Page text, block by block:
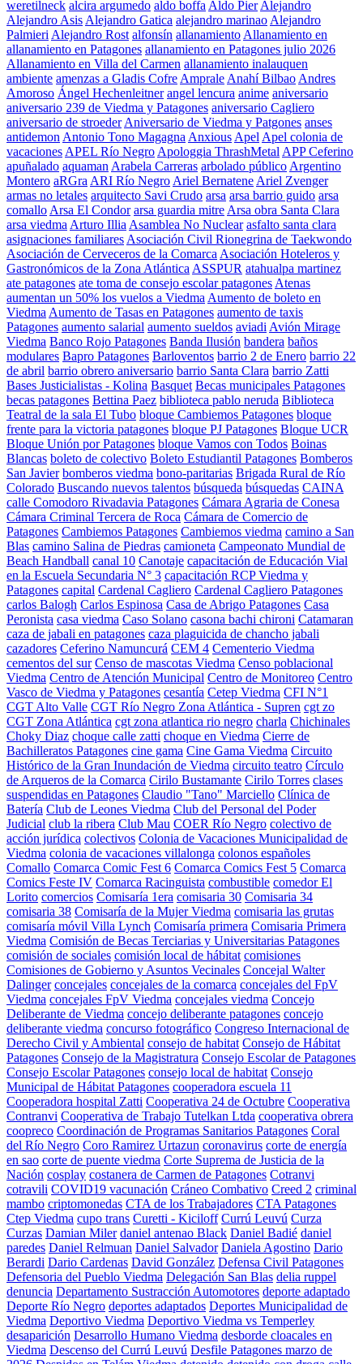
weretilneck alcira argumedo aldo boffa Aldo Pier Alejandro
Alejandro Asis Alejandro Gatica alejandro marinao Alejandro
Palmieri Alejandro Rost alfonsín allanamiento Allanamiento en
allanamiento en Patagones allanamiento en Patagones julio 2026
Allanamiento en Villa del Carmen allanamiento inalauquen
ambiente amenzas a Gladis Cofre Amprale Anahí Bilbao Andres
Amoroso Ángel Hechenleitner angel lencura anime aniversario
aniversario 239 de Viedma y Patagones aniversario Cagliero
aniversario de stroeder Aniversario de Viedma y Patgones anses
antidemon Antonio Tono Magagna Anxious Apel Apel colonia de
vacaciones APEL Río Negro Apologgia ThrashMetal APP Ceferino
apuñalado aquaman Arabela Carreras arbolado público Argentino
Montero aRGra ARI Río Negro Ariel Bernatene Ariel Zvenger
armas no letales arquitecto Savi Crudo arsa arsa barrio guido arsa
comallo Arsa El Condor arsa guardia mitre Arsa obra Santa Clara
arsa viedma Arturo Illia Asamblea No Nuclear asfalto santa clara
asignaciones familiares Asociación Civil Rionegrina de Taekwondo
Asociación de Cerveceros de la Comarca Asociación Hoteleros y
Gastronómicos de la Zona Atlántica ASSPUR atahualpa martinez
ate patagones ate toma de consejo escolar patagones Atenas
aumentan un 50% los vuelos a Viedma Aumento de boleto en
Viedma Aumento de Tasas en Patagones aumento de taxis
Patagones aumento salarial aumento sueldos aviadi Avión Mirage
Viedma Banco Rojo Patagones Banda Ilusión bandera baños
modulares Bapro Patagones Barloventos barrio 2 de Enero barrio 22
de abril barrio obrero aniversario barrio Santa Clara barrio Zatti
Bases Justicialistas - Kolina Basquet Becas municipales Patagones
becas patagones Bettina Paez biblioteca pablo neruda Biblioteca
Teatral de la sala El Tubo bloque Cambiemos Patagones bloque
frente para la victoria patagones bloque PJ Patagones Bloque UCR
Bloque Unión por Patagones bloque Vamos con Todos Boinas
Blancas boleto de colectivo Boleto Estudiantil Patagones Bomberos
San Javier bomberos viedma bono-paritarias Brigada Rural de Río
Colorado Buscando nuevos talentos búsqueda búsquedas CAINA
calle Comodoro Rivadavia Patagones Cámara Agraria de Conesa
Cámara Criminal Tercera de Roca Cámara de Comercio de
Patagones Cambiemos Patagones Cambiemos viedma camino a San
Blas camino Salina de Piedras camioneta Campeonato Mundial de
Beach Handball canal 10 Canotaje capacitación de Educación Vial
en la Escuela Secundaria N° 3 capacitación RCP Viedma y
Patagones capital Cardenal Cagliero Cardenal Cagliero Patagones
carlos Balogh Carlos Espinosa Casa de Abrigo Patagones Casa
Peronista casa viedma Caso Solano casona bachi chironi Catamaran
caza de jabali en patagones caza plaguicida de chancho jabali
cazadores Ceferino Namuncurá CEM 4 Cementerio Viedma
cementos del sur Censo de mascotas Viedma Censo poblacional
Viedma Centro de Atención Municipal Centro de Monitoreo Centro
Vasco de Viedma y Patagones cesantía Cetep Viedma CFI N°1
CGT Alto Valle CGT Río Negro Zona Atlántica - Supren cgt zo
CGT Zona Atlántica cgt zona atlantica rio negro charla Chichinales
Choky Diaz choque calle zatti choque en Viedma Cierre de
Bachilleratos Patagones cine gama Cine Gama Viedma Circuito
Histórico de la Gran Inundación de Viedma circuito teatro Círculo
de Arqueros de la Comarca Cirilo Bustamante Cirilo Torres clases
suspendidas en Patagones Claudio "Tano" Marciello Clínica de
Batería Club de Leones Viedma Club del Personal del Poder
Judicial club la ribera Club Mau COER Río Negro colectivo de
acción jurídica colectivos Colonia de Vacaciones Municipalidad de
Viedma colonia de vacaciones villalonga colonos españoles
Comallo Comarca Comic Fest 6 Comarca Comics Fest 5 Comarca
Comics Feste IV Comarca Racinguista combustible comedor El
Lorito comercios Comisaría 1era comisaria 30 Comisaria 34
comisaria 38 Comisaría de la Mujer Viedma comisaria las grutas
comisaría móvil Villa Lynch Comisaría primera Comisaria Primera
Viedma Comisión de Becas Terciarias y Universitarias Patagones
comisión de sociales comisión local de hábitat comisiones
Comisiones de Gobierno y Asuntos Vecinales Concejal Walter
Dalinger concejales concejales de la comarca concejales del FpV
Viedma concejales FpV Viedma concejales viedma Concejo
Deliberante de Viedma concejo deliberante patagones concejo
deliberante viedma concurso fotográfico Congreso Internacional de
Derecho Civil y Ambiental consejo de habitat Consejo de Hábitat
Patagones Consejo de la Magistratura Consejo Escolar de Patagones
Consejo Escolar Patagones consejo local de habitat Consejo
Municipal de Hábitat Patagones cooperadora escuela 11
Cooperadora hospital Zatti Cooperativa 24 de Octubre Cooperativa
Contranvi Cooperativa de Trabajo Tutelkan Ltda cooperativa obrera
coopreco Coordinación de Programas Sanitarios Patagones Coral
del Río Negro Coro Ramirez Urtazun coronavirus corte de energía
en sao corte de puente viedma Corte Suprema de Justicia de la
Nación cosplay costanera de Carmen de Patagones Cotranvi
cotravili COVID19 vacunación Cráneo Combativo Creed 2 criminal
mambo criptomonedas CTA de los Trabajadores CTA Patagones
Ctep Viedma cupo trans Curetti - Kiciloff Currú Leuvú Curza
Curzas Damian Miler daniel antenao Black Daniel Badié daniel
paredes Daniel Relmuan Daniel Salvador Daniela Agostino Dario
Berardi Dario Cardenas David González Defensa Civil Patagones
Defensoria del Pueblo Viedma Delegación San Blas delia ruppel
denuncia Departamento Sustracción Automotores deporte adaptado
Deporte Río Negro deportes adaptados Deportes Municipalidad de
Viedma Deportivo Viedma Deportivo Viedma vs Temperley
desaparición Desarrollo Humano Viedma desborde cloacales en
Viedma Descenso del Currú Leuvú Desfile Patagones marzo de